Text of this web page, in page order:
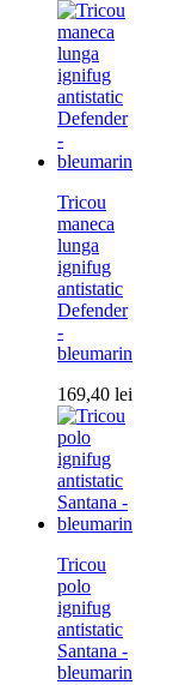
Tricou
maneca
lunga
ignifug
antistatic
Defender
-
bleumarin
169,40 lei
Tricou
polo
ignifug
antistatic
Santana -
bleumarin